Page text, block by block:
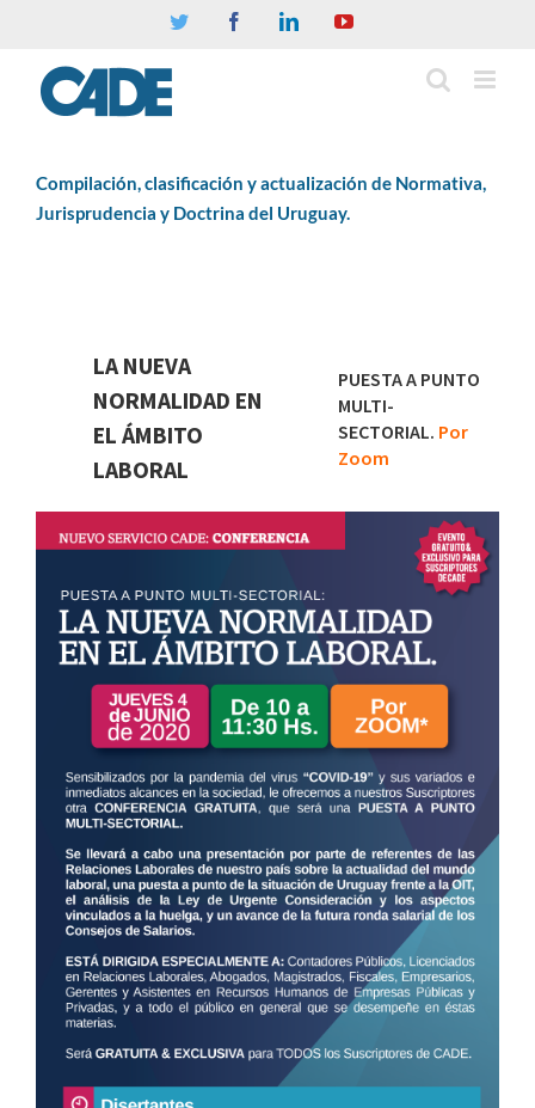
Twitter FacebookLinkedinYouTube
Compilación, clasificación y actualización de Normativa,
Jurisprudencia y Doctrina del Uruguay.
LA NUEVA
NORMALIDAD EN
EL ÁMBITO
LABORAL
PUESTA A PUNTO
MULTI-
SECTORIAL. Por
Zoom